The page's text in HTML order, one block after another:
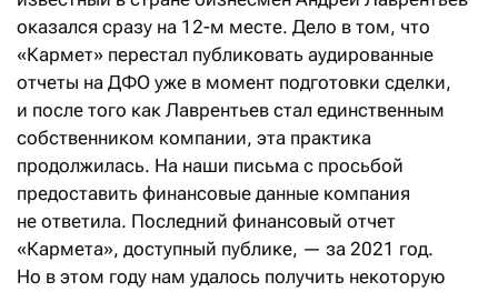
оказался сразу на 12-м месте. Дело в том, что
«Кармет» перестал публиковать аудированные
отчеты на ДФО уже в момент подготовки сделки,
и после того как Лаврентьев стал единственным
собственником компании, эта практика
продолжилась. На наши письма с просьбой
предоставить финансовые данные компания
не ответила. Последний финансовый отчет
«Кармета», доступный публике, — за 2021 год.
Но в этом году нам удалось получить некоторую